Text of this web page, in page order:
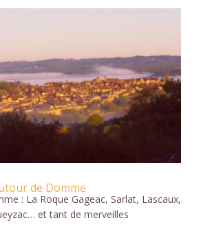
de Domme
: La Roque Gageac, Sarlat, Lascaux,
et tant de merveilles